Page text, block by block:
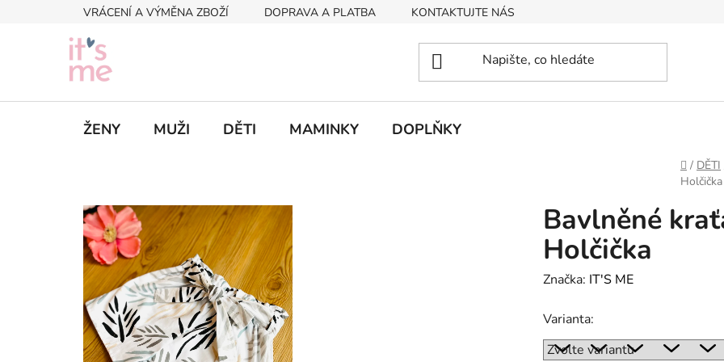
VRÁCENÍ A VÝMĚNA ZBOŽÍ DOPRAVA A PLATBA KONTAKTUJTE NÁS
ŽENY MUŽI DĚTI MAMINKY DOPLŇKY
Domů
/ DĚTI
Holčička
Bavlněné
Holčička
Značka: IT'S ME
Varianta: